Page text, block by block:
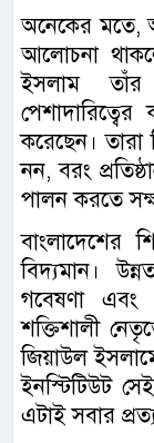
অনেকের মতে,
আলোচনা
ইসলাম
করেছেন।
নন, বরং
পালন করতে
বাংলাদেশের
বিদ্যমান।
গবেষণা এবং
শক্তিশালী
জিয়াউল
ইনস্টিটিউট
এটাই সবার